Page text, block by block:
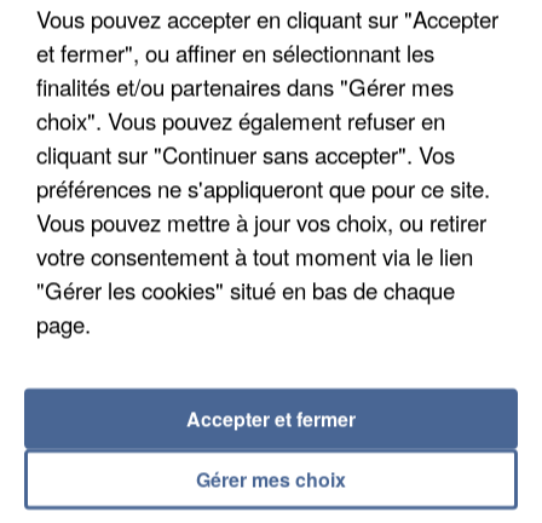
INCENDIES : L’ÎLE-DE-FRANCE LANCE UN ÉLAN
DE SOLIDARITÉ AVEC LES...
APRÈS TOUTES CES CANICULES, LES REFUGES
DE FAUNE SAUVAGE SONT...
Vous pouvez accepter en cliquant sur "Accepter
et fermer", ou affiner en sélectionnant les
finalités et/ou partenaires dans "Gérer mes
choix". Vous pouvez également refuser en
cliquant sur "Continuer sans accepter". Vos
préférences ne s'appliqueront que pour ce site.
Vous pouvez mettre à jour vos choix, ou retirer
votre consentement à tout moment via le lien
"Gérer les cookies" situé en bas de chaque
page.
Gérer mes choix
Accepter et fermer